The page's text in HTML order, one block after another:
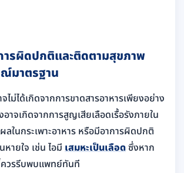
ารผิดปกติและติดตามสุขภาพ
มาตรฐาน
ไม่ได้เกิดจากการขาดสารอาหารเพียงอย่าง
าจเกิดจากการสูญเสียเลือดเรื้อรังภายใน
ลในกระเพาะอาหาร หรือมีอาการผิดปกติ
ายใจ เช่น ไอมี เสมหะเป็นเลือดซึ่งหาก
ควรรีบพบแพทย์ทันที